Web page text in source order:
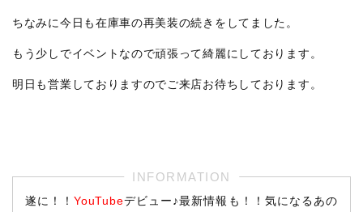
ちなみに今日も在庫車の再美装の続きをしてました。
もう少しでイベントなので頑張って綺麗にしております。
明日も営業しておりますのでご来店お待ちしております。
遂に！！YouTubeデビュー♪最新情報も！！気になるあの